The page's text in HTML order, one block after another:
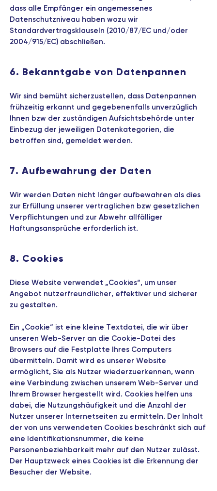
dass alle Empfänger ein angemessenes
Datenschutzniveau haben wozu wir
Standardvertragsklauseln (2010/87/EC und/oder
2004/915/EC) abschließen.
6. Bekanntgabe von Datenpannen
Wir sind bemüht sicherzustellen, dass Datenpannen
frühzeitig erkannt und gegebenenfalls unverzüglich
Ihnen bzw der zuständigen Aufsichtsbehörde unter
Einbezug der jeweiligen Datenkategorien, die
betroffen sind, gemeldet werden.
7. Aufbewahrung der Daten
Wir werden Daten nicht länger aufbewahren als dies
zur Erfüllung unserer vertraglichen bzw gesetzlichen
Verpflichtungen und zur Abwehr allfälliger
Haftungsansprüche erforderlich ist.
8. Cookies
Diese Website verwendet „Cookies“, um unser
Angebot nutzerfreundlicher, effektiver und sicherer
zu gestalten.
Ein „Cookie“ ist eine kleine Textdatei, die wir über
unseren Web-Server an die Cookie-Datei des
Browsers auf die Festplatte Ihres Computers
übermitteln. Damit wird es unserer Website
ermöglicht, Sie als Nutzer wiederzuerkennen, wenn
eine Verbindung zwischen unserem Web-Server und
Ihrem Browser hergestellt wird. Cookies helfen uns
dabei, die Nutzungshäufigkeit und die Anzahl der
Nutzer unserer Internetseiten zu ermitteln. Der Inhalt
der von uns verwendeten Cookies beschränkt sich auf
eine Identifikationsnummer, die keine
Personenbeziehbarkeit mehr auf den Nutzer zulässt.
Der Hauptzweck eines Cookies ist die Erkennung der
Besucher der Website.